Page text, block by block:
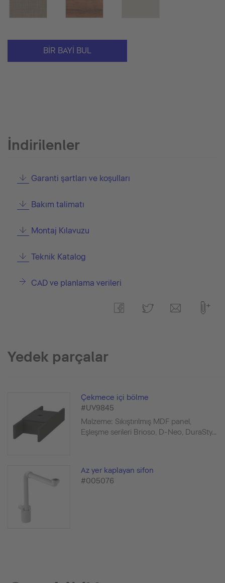
BIR BAYI BUL
İndirilenler
Garanti şartları ve koşulları
Bakım talimatı
Montaj Kılavuzu
Teknik Katalog
CAD ve planlama verileri
Yedek parçalar
Çekmece içi bölme
#UV9845
Malzeme: Sıkıştırılmış MDF panel,
Eşleşme serileri Brioso, D-Neo, DuraSty...
Az yer kaplayan sifon
#005076